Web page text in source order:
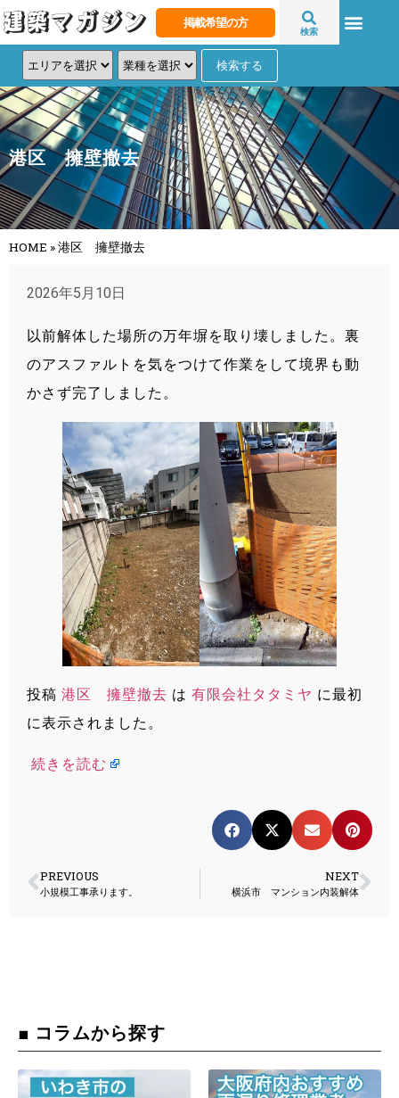
掲載希望の方
検索
港区 擁壁撤去
HOME »港区 擁壁撤去
2026年5月10日
以前解体した場所の万年塀を取り壊しました。裏
のアスファルトを気をつけて作業をして境界も動
かさず完了しました。
投稿 港区 擁壁撤去 は 有限会社タタミヤ に最初
に表示されました。
続きを読む
PREVIOUS
小規模工事承ります。
NEXT
横浜市 マンション内装解体
■ コラムから探す